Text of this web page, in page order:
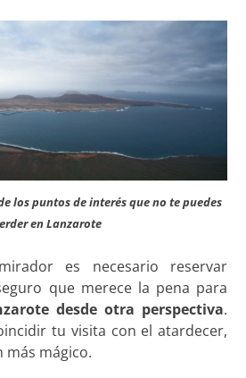
los puntos de interés que no te puedes
en Lanzarote
es necesario reservar
que merece la pena para
desde otra perspectiva.
tu visita con el atardecer,
más mágico.